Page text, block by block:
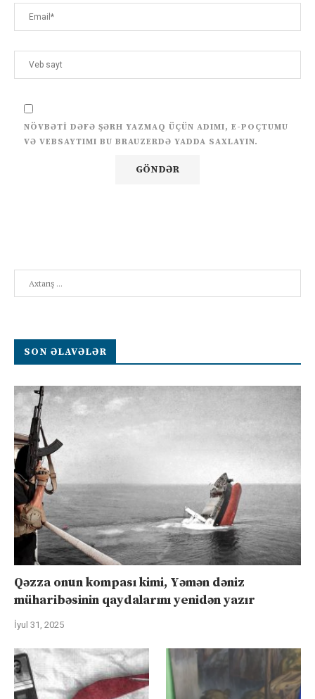
NÖVBƏTI DƏFƏ ŞƏRH YAZMAQ ÜÇÜN ADIMI, E-POÇTUMU
VƏ VEBSAYTIMI BU BRAUZERDƏ YADDA SAXLAYIN.
SON ƏLAVƏLƏR
Qəzza onun kompası kimi, Yəmən dəniz
müharibəsinin qaydalarını yenidən yazır
İyul 31, 2025